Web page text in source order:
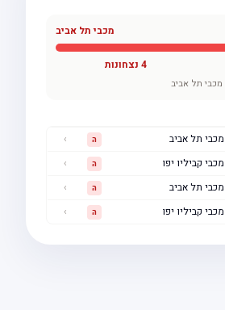
מכבי תל אביב
4נצחונות
מכבי תל אביב
מכבי תל אביב ה
›
מכבי קביליו יפו ה
›
מכבי תל אביב ה
›
מכבי קביליו יפו ה ›